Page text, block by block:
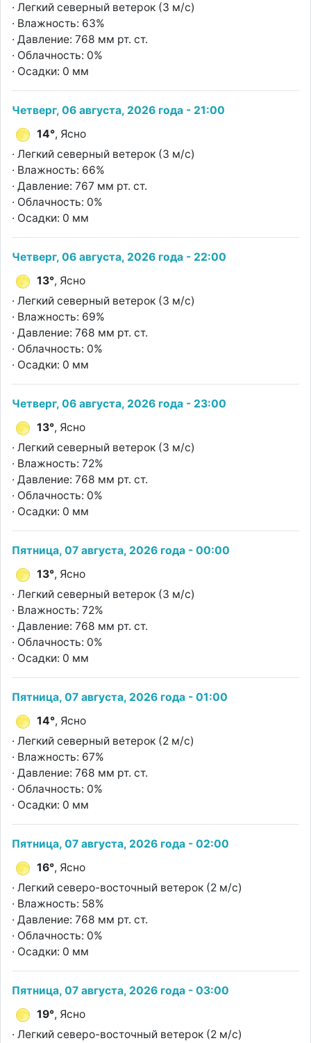
· Легкий северный ветерок (3 м/с)
· Влажность: 63%
· Давление: 768 мм рт. ст.
· Облачность: 0%
· Осадки: 0 мм
Четверг, 06 августа, 2026 года - 21:00
14°, Ясно
· Легкий северный ветерок (3 м/с)
· Влажность: 66%
· Давление: 767 мм рт. ст.
· Облачность: 0%
· Осадки: 0 мм
Четверг, 06 августа, 2026 года - 22:00
13°, Ясно
· Легкий северный ветерок (3 м/с)
· Влажность: 69%
· Давление: 768 мм рт. ст.
· Облачность: 0%
· Осадки: 0 мм
Четверг, 06 августа, 2026 года - 23:00
13°, Ясно
· Легкий северный ветерок (3 м/с)
· Влажность: 72%
· Давление: 768 мм рт. ст.
· Облачность: 0%
· Осадки: 0 мм
Пятница, 07 августа, 2026 года - 00:00
13°, Ясно
· Легкий северный ветерок (3 м/с)
· Влажность: 72%
· Давление: 768 мм рт. ст.
· Облачность: 0%
· Осадки: 0 мм
Пятница, 07 августа, 2026 года - 01:00
14°, Ясно
· Легкий северный ветерок (2 м/с)
· Влажность: 67%
· Давление: 768 мм рт. ст.
· Облачность: 0%
· Осадки: 0 мм
Пятница, 07 августа, 2026 года - 02:00
16°, Ясно
· Легкий северо-восточный ветерок (2 м/с)
· Влажность: 58%
· Давление: 768 мм рт. ст.
· Облачность: 0%
· Осадки: 0 мм
Пятница, 07 августа, 2026 года - 03:00
19°, Ясно
· Легкий северо-восточный ветерок (2 м/с)